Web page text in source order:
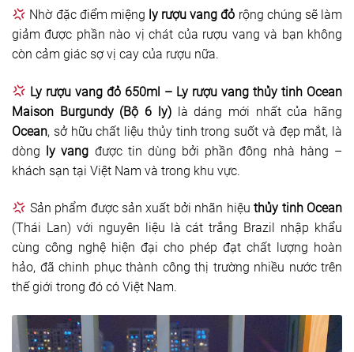
Nhờ đặc điểm miệng ly rượu vang đỏ rộng chúng sẽ làm
giảm được phần nào vị chát của rượu vang và bạn không
còn cảm giác sợ vị cay của rượu nữa.
Ly rượu vang đỏ 650ml – Ly rượu vang thủy tinh Ocean
Maison Burgundy (Bộ 6 ly)là dáng mới nhất của hãng
Ocean, sở hữu chất liệu thủy tinh trong suốt và đẹp mắt, là
dòng ly vang được tin dùng bởi phần đông nhà hàng –
khách sạn tại Việt Nam và trong khu vực.
Sản phẩm được sản xuất bởi nhãn hiệuthủy tinh Ocean
(Thái Lan) với nguyên liệu là cát trắng Brazil nhập khẩu
cùng công nghệ hiện đại cho phép đạt chất lượng hoàn
hảo, đã chinh phục thành công thị trường nhiều nước trên
thế giới trong đó có Việt Nam.